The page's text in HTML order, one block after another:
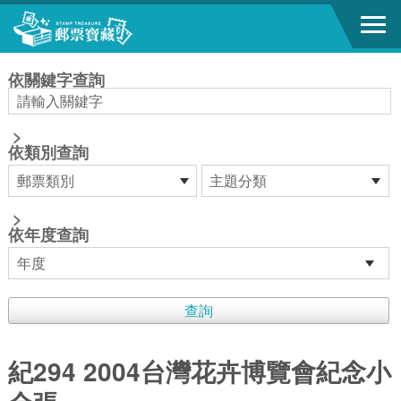
跳到主要內容區塊
依關鍵字查詢
>
依類別查詢
>
依年度查詢
紀294 2004台灣花卉博覽會紀念小